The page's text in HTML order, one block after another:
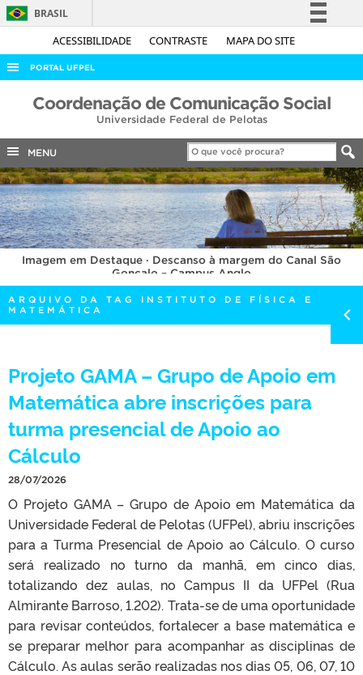
ACESSIBILIDADE CONTRASTE MAPA DO SITE
BRASIL
Simplifique!
Acesso à informação
Legislação
Canais
PORTAL UFPEL
ACESSO À INFORMAÇÃO
COBALTO
CONCURSOS
EDITAIS
INTERNACIONAL
OUVIDORIA
PORTARIAS
TELEFONES
Coordenação de Comunicação Social
Universidade Federal de Pelotas
MENU
Imagem em Destaque · Descanso à margem do Canal São
Gonçalo – Campus Anglo
ARQUIVO DA TAG INSTITUTO DE FÍSICA E
MATEMÁTICA
Projeto GAMA – Grupo de Apoio em
Matemática abre inscrições para
turma presencial de Apoio ao
Cálculo
28/07/2026
O Projeto GAMA – Grupo de Apoio em Matemática da
Universidade Federal de Pelotas (UFPel), abriu inscrições
para a Turma Presencial de Apoio ao Cálculo. O curso
será realizado no turno da manhã, em cinco dias,
totalizando dez aulas, no Campus II da UFPel (Rua
Almirante Barroso, 1.202). Trata-se de uma oportunidade
para revisar conteúdos, fortalecer a base matemática e
se preparar melhor para acompanhar as disciplinas de
Cálculo. As aulas serão realizadas nos dias 05, 06, 07, 10